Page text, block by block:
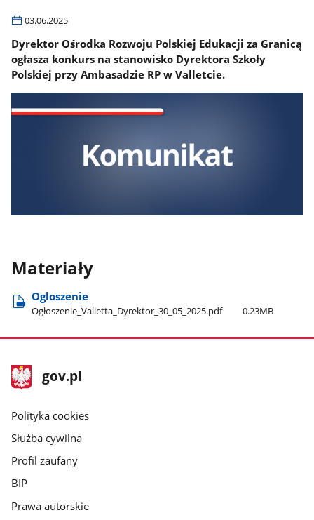
03.06.2025
Dyrektor Ośrodka Rozwoju Polskiej Edukacji za Granicą
ogłasza konkurs na stanowisko Dyrektora Szkoły
Polskiej przy Ambasadzie RP w Valletcie.
Materiały
Ogloszenie
Ogłoszenie​_Valletta​_Dyrektor​_30​_05​_2025.pdf 0.23MB
stopka
gov.pl
Strona
gov.pl
gov.pl
Polityka cookies
Służba cywilna
Profil zaufany
BIP
Prawa autorskie